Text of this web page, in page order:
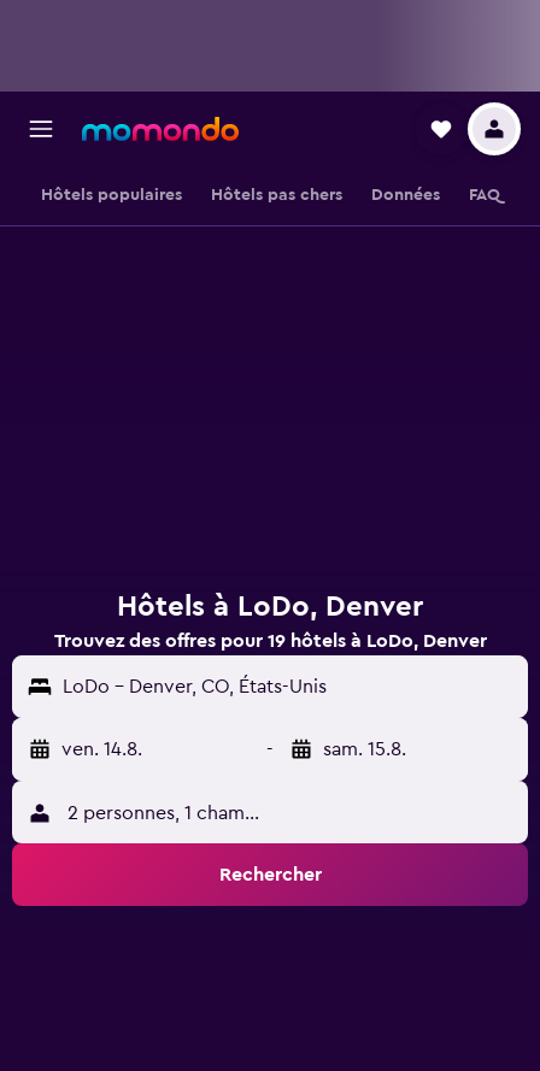
Hôtels populaires Hôtels pas chers Données FAQ
Hôtels à LoDo, Denver
Trouvez des offres pour 19 hôtels à LoDo, Denver
LoDo - Denver, CO, États-Unis
ven. 14.8. - sam. 15.8.
2 personnes, 1 chambre
Rechercher